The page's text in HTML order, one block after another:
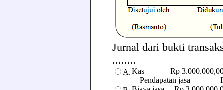
Jurnal dari bukti
........
A.Kas Rp 3.000.000,00
Pendapatan jasa Rp